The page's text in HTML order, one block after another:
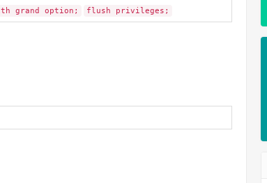
grand option; flush privileges;